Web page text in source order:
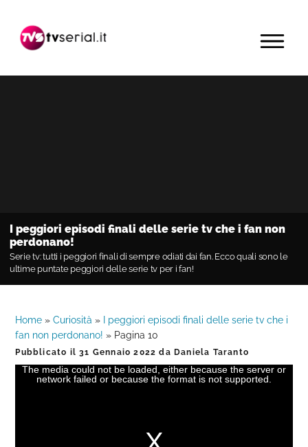
navigazione
contenuto
barra
primaria
MENU
I peggiori episodi finali delle serie tv che i fan non
perdonano!
Serie tv: tutti i peggiori finali di sempre odiati dai fan. Ecco quali sono le
ultime puntate peggiori delle serie tv per i fan!
Home »Curiosità »
I peggiori episodi finali delle serie tv che i
fan non perdonano! » Pagina 10
Pubblicato il31 Gennaio 2022 da Daniela Taranto
The media could not be loaded, either because the server or
network failed or because the format is not supported.